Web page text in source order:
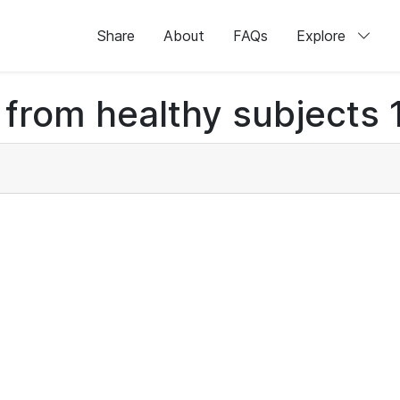
Share About FAQs Explore
healthy subjects